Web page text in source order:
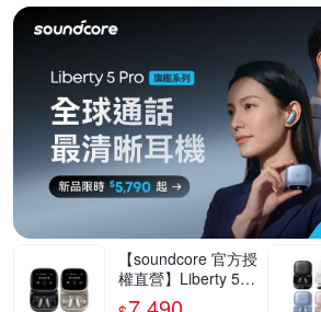
【soundcore 官方授
權直營】Liberty 5 P
ro Max AI降噪真無